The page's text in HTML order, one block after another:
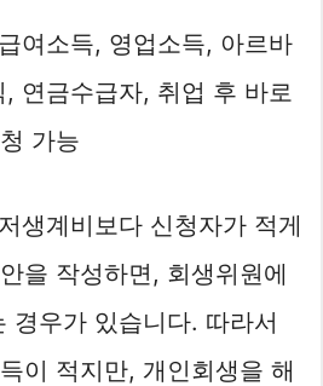
여소득, 영업소득, 아르바
, 연금수급자, 취업 후 바로
가능
생계비보다 신청자가 적게
을 작성하면, 회생위원에
경우가 있습니다. 따라서
이 적지만, 개인회생을 해